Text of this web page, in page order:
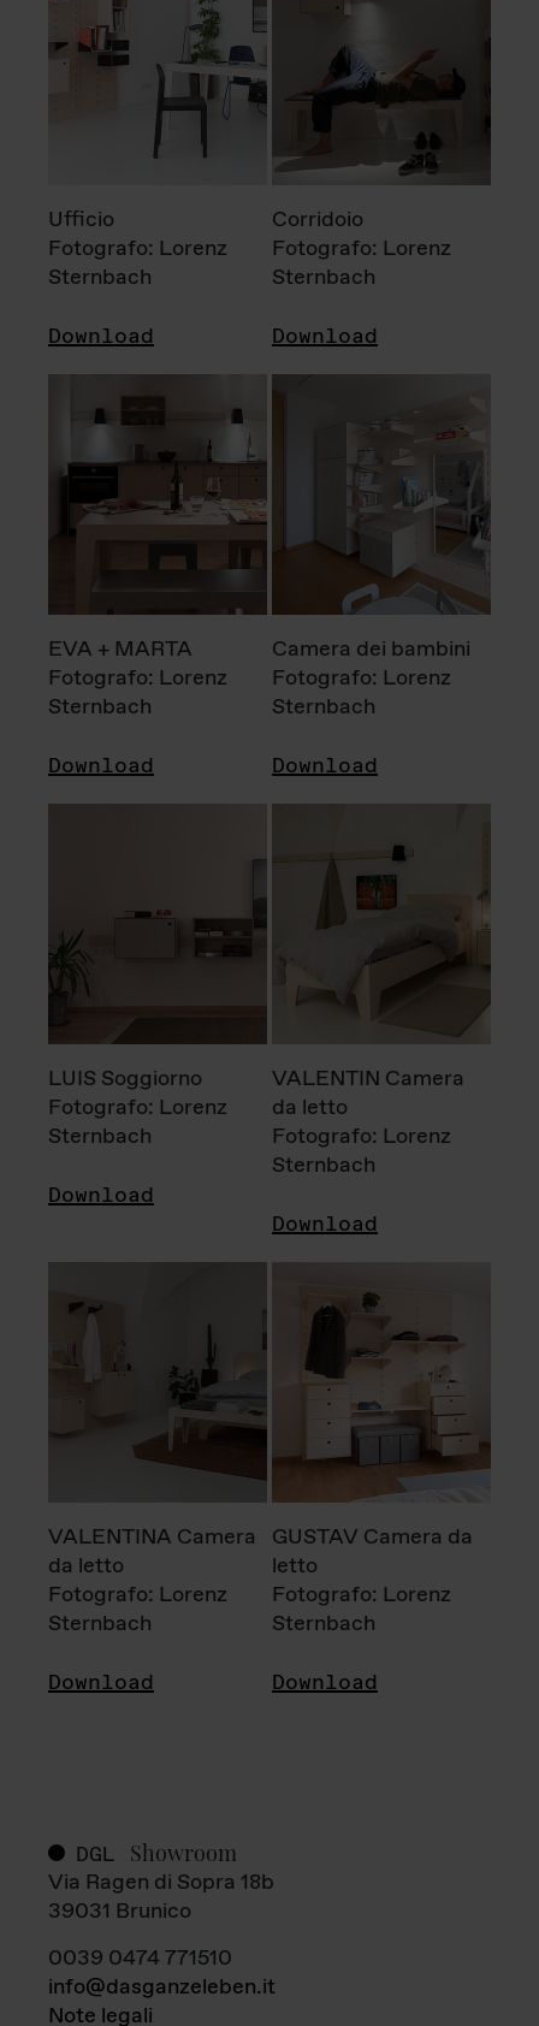
Ufficio
Fotografo: Lorenz
Sternbach
Download
Corridoio
Fotografo: Lorenz
Sternbach
Download
EVA + MARTA
Fotografo: Lorenz
Sternbach
Download
Camera dei bambini
Fotografo: Lorenz
Sternbach
Download
LUIS Soggiorno
Fotografo: Lorenz
Sternbach
Download
VALENTIN Camera
da letto
Fotografo: Lorenz
Sternbach
Download
VALENTINA Camera
da letto
Fotografo: Lorenz
Sternbach
Download
GUSTAV Camera da
letto
Fotografo: Lorenz
Sternbach
Download
DGL Showroom
Via Ragen di Sopra 18b
39031 Brunico
0039 0474 771510
info@dasganzeleben.it
Note legali